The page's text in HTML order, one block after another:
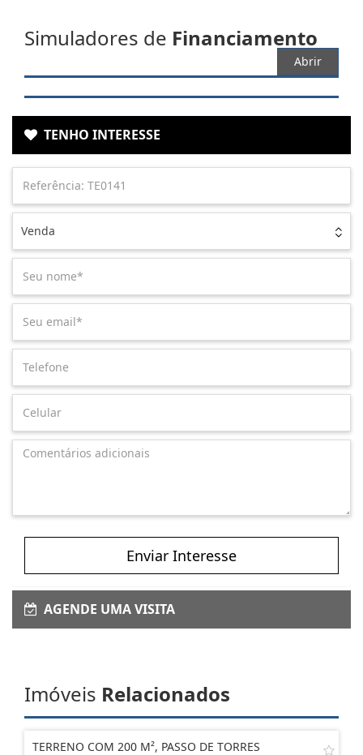
Simuladores de Financiamento
Abrir
TENHO INTERESSE
Venda
Enviar Interesse
AGENDE UMA VISITA
Imóveis Relacionados
TERRENO COM 200 M², PASSO DE TORRES